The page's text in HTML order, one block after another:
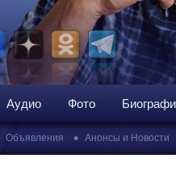
Аудио Фото
Объявления • Анонсы и Новости